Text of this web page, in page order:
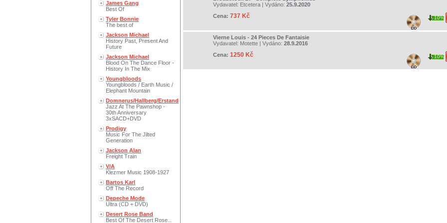
James Gang
Best Of
Tyler Bonnie
The best of
Jackson Michael
History Past, Present And
Future
Jackson Michael
Blood On The Dance Floor -
History In The Mix
Youngbloods
Youngbloods / Earth Music /
Elephant Mountain
Domnerus/Hallberg/Erstand
Jazz At The Pawnshop -
30th Anniversary
3xSACD+DVD
Prodigy
Music For The Jilted
Generation
Jackson Alan
Freight Train
V/A
Klezmer Music 1908-1927
Bartos Karl
Off The Record
Depeche Mode
Ultra (CD + DVD)
Desert Rose Band
Best Of The Desert Rose..
Vydavatel: Etcetera | Vydáno: 25.9.2020
Cena: 737 Kč 10%
Vierne Louis - 24 Pieces De Fantaisie
Vydavatel: Motette | Vydáno: 28.9.2016
Cena: 1250 Kč 10%